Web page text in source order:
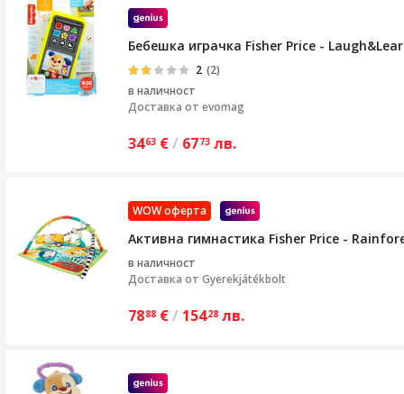
Бебешка играчка Fisher Price -
2 (2)
в наличност
Доставка от evomag
3463 €/ 6773 лв.
WOW оферта
Активна гимнастика Fisher Price -
в наличност
Доставка от Gyerekjátékbolt
7888 €/ 15428 лв.